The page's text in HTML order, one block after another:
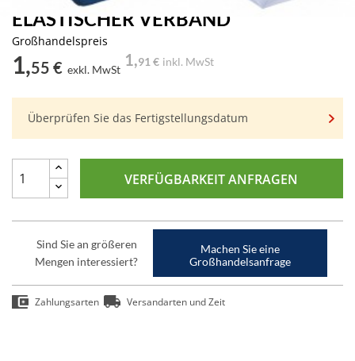
ELASTISCHER VERBAND
Großhandelspreis
1,55 € exkl. MwSt
1,91 € inkl. MwSt
Überprüfen Sie das Fertigstellungsdatum
VERFÜGBARKEIT ANFRAGEN
Sind Sie an größeren
Mengen interessiert?
Machen Sie eine
Großhandelsanfrage
Zahlungsarten Versandarten und Zeit